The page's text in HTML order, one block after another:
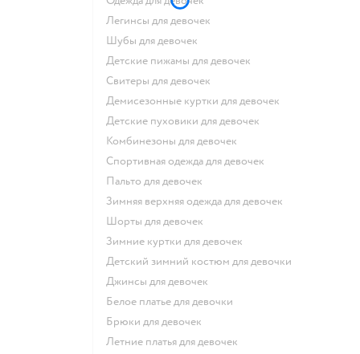
Легинсы для девочек
Шубы для девочек
Детские пижамы для девочек
Свитеры для девочек
Демисезонные куртки для девочек
Детские пуховики для девочек
Комбинезоны для девочек
Спортивная одежда для девочек
Пальто для девочек
Зимняя верхняя одежда для девочек
Шорты для девочек
Зимние куртки для девочек
Детский зимний костюм для девочки
Джинсы для девочек
Белое платье для девочки
Брюки для девочек
Летние платья для девочек